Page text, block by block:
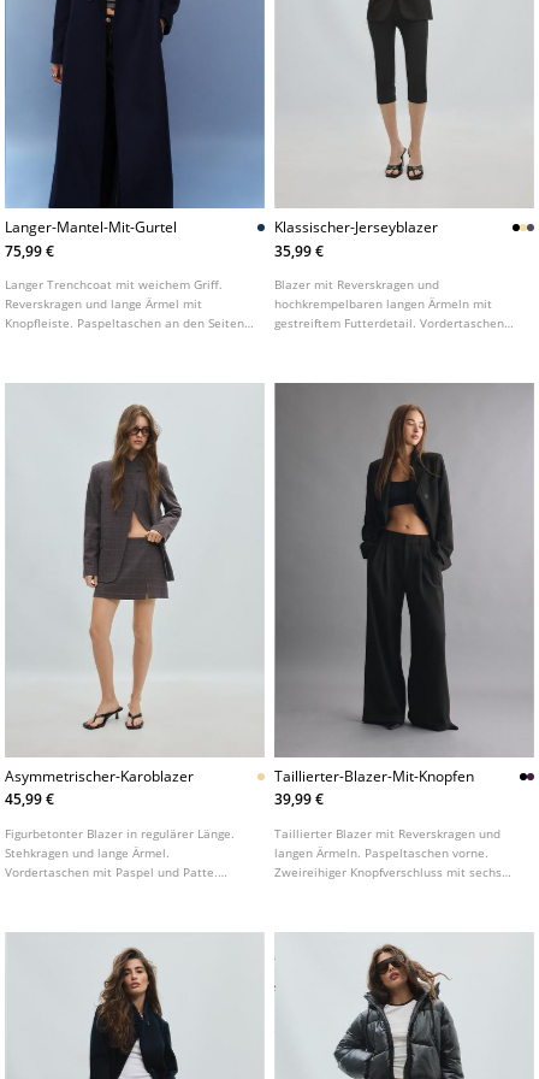
Langer-Mantel-Mit-Gurtel
75,99 €
Langer Trenchcoat mit weichem Griff.
Reverskragen und lange Ärmel mit
Knopfleiste. Paspeltaschen an den Seiten.
verschiedenen Farben erhältlich.
Klassischer-Jerseyblazer
35,99 €
Blazer mit Reverskragen und
hochkrempelbaren langen Ärmeln mit
gestreiftem Futterdetail. Vordertaschen
Asymmetrischer-Karoblazer
45,99 €
Figurbetonter Blazer in regulärer Länge.
Stehkragen und lange Ärmel.
Vordertaschen mit Paspel und Patte.
Taillierter-Blazer-Mit-Knopfen
39,99 €
Taillierter Blazer mit Reverskragen und
langen Ärmeln. Paspeltaschen vorne.
Zweireihiger Knopfverschluss mit sechs